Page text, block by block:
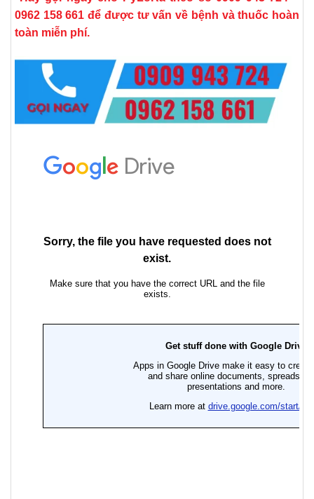
0962 158 661 để được tư vấn về bệnh và thuốc hoàn
toàn miễn phí.